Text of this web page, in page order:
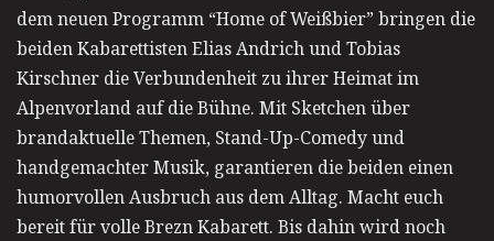
dem neuen Programm “Home of Weißbier” bringen die
beiden Kabarettisten Elias Andrich und Tobias
Kirschner die Verbundenheit zu ihrer Heimat im
Alpenvorland auf die Bühne. Mit Sketchen über
brandaktuelle Themen, Stand-Up-Comedy und
handgemachter Musik, garantieren die beiden einen
humorvollen Ausbruch aus dem Alltag. Macht euch
bereit für volle Brezn Kabarett. Bis dahin wird noch